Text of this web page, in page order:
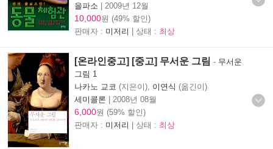
을파소 | 2009년 12월
10,000원 (49% 할인)
판매자 : 미저리 | 상태 : 최상
[온라인중고] [중고] 무서운 그림 - 무서운
그림 1
나카노 교코 (지은이), 이연식 (옮긴이)
세미콜론 | 2008년 08월
6,000원 (59% 할인)
판매자 : 미저리 | 상태 : 최상